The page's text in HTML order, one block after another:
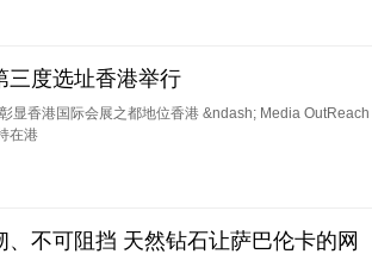
三度选址香港举行
显香港国际会展之都地位香港 &ndash; Media
在港
、不可阻挡 天然钻石让萨巴伦卡的网